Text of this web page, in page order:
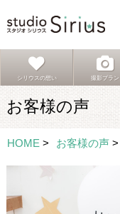
シリウスの想い 撮影プラン
お客様の声
HOME > お客様の声 >